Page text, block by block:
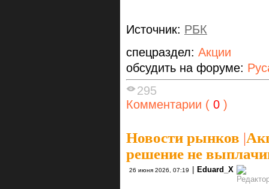
Источник: РБК
спецраздел: Акции
обсудить на форуме:
295
Комментарии ( 0 )
Новости рынков |
решение не
26 июня 2026, 07:19 Eduard_X